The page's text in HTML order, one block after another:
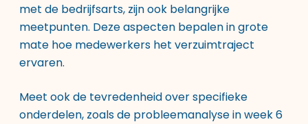
met de bedrijfsarts, zijn ook belangrijke
meetpunten. Deze aspecten bepalen in grote
mate hoe medewerkers het verzuimtraject
ervaren.
Meet ook de tevredenheid over specifieke
onderdelen, zoals de probleemanalyse in week 6